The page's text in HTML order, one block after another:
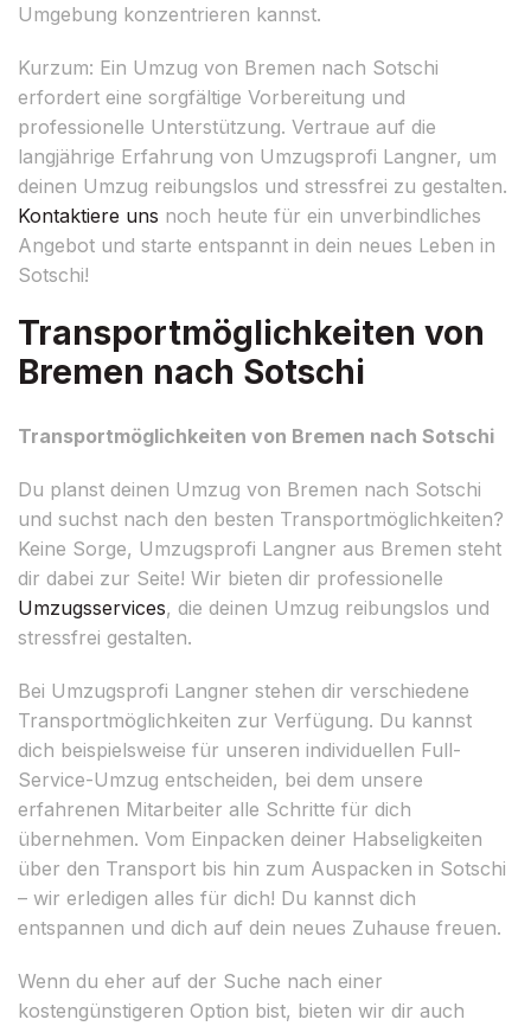
Umgebung konzentrieren kannst.
Kurzum: Ein Umzug von Bremen nach Sotschi
erfordert eine sorgfältige Vorbereitung und
professionelle Unterstützung. Vertraue auf die
langjährige Erfahrung von Umzugsprofi Langner, um
deinen Umzug reibungslos und stressfrei zu gestalten.
Kontaktiere uns noch heute für ein unverbindliches
Angebot und starte entspannt in dein neues Leben in
Sotschi!
Transportmöglichkeiten von
Bremen nach Sotschi
Transportmöglichkeiten von Bremen nach Sotschi
Du planst deinen Umzug von Bremen nach Sotschi
und suchst nach den besten Transportmöglichkeiten?
Keine Sorge, Umzugsprofi Langner aus Bremen steht
dir dabei zur Seite! Wir bieten dir professionelle
Umzugsservices, die deinen Umzug reibungslos und
stressfrei gestalten.
Bei Umzugsprofi Langner stehen dir verschiedene
Transportmöglichkeiten zur Verfügung. Du kannst
dich beispielsweise für unseren individuellen Full-
Service-Umzug entscheiden, bei dem unsere
erfahrenen Mitarbeiter alle Schritte für dich
übernehmen. Vom Einpacken deiner Habseligkeiten
über den Transport bis hin zum Auspacken in Sotschi
– wir erledigen alles für dich! Du kannst dich
entspannen und dich auf dein neues Zuhause freuen.
Wenn du eher auf der Suche nach einer
kostengünstigeren Option bist, bieten wir dir auch